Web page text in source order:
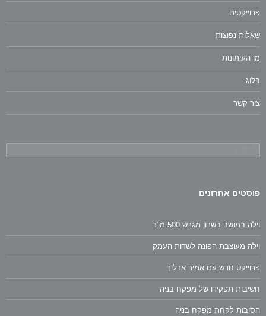
פרוייקטים
שאלות נפוצות
מן העיתונות
בלוג
צור קשר
פוסטים אחרונים
וילה במושב בשרון מגרש 500 מ"ר
וילה מעוצבת הפונה לשדות העמק
פרוייקט חדש עם אמיר ארליך
חשיבות תפקידו של מפקח בניה
הסיבות לקחת מפקח בניה